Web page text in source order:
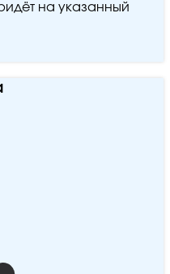
на указанный